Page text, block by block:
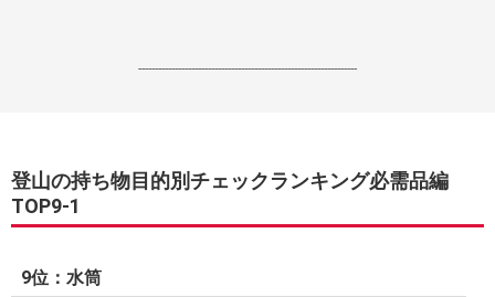
------------------------------------------------------------------
登山の持ち物目的別チェックランキング必需品編
TOP9-1
9位：水筒